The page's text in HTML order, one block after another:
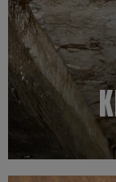
Kenmerken
Een kelderzwam
vruchtlichamen